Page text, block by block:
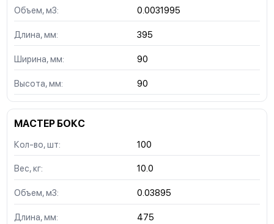
Объем, м3: 0.0031995
Длина, мм: 395
Ширина, мм: 90
Высота, мм: 90
МАСТЕР БОКС
Кол-во, шт: 100
Вес, кг: 10.0
Объем, м3: 0.03895
Длина, мм: 475